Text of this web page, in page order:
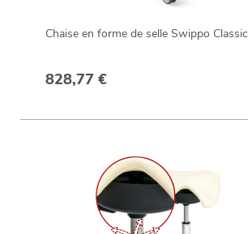
Chaise en forme de selle Swippo Classic
828,77 €